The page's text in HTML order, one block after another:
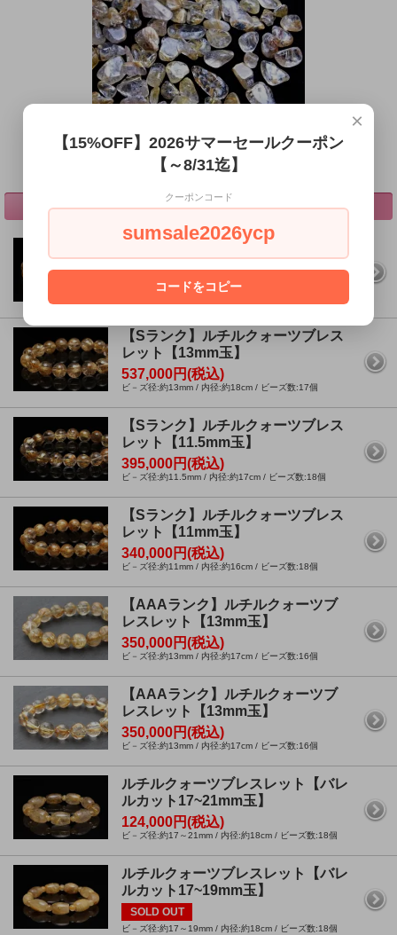
△タップで一覧へ
おすすめ順 価格順 新着順
【Sランク】ルチルクォーツブレス
レット【14.5mm玉】
687,000円(税込)
【Sランク】ルチルクォーツブレス
レット【13mm玉】
537,000円(税込)
ビ－ズ径:約13mm / 内径:約18cm / ビーズ数:17個
【Sランク】ルチルクォーツブレス
レット【11.5mm玉】
395,000円(税込)
ビ－ズ径:約11.5mm / 内径:約17cm / ビーズ数:18個
【Sランク】ルチルクォーツブレス
レット【11mm玉】
340,000円(税込)
ビ－ズ径:約11mm / 内径:約16cm / ビーズ数:18個
【AAAランク】ルチルクォーツブ
レスレット【13mm玉】
350,000円(税込)
ビ－ズ径:約13mm / 内径:約17cm / ビーズ数:16個
【AAAランク】ルチルクォーツブ
レスレット【13mm玉】
350,000円(税込)
ビ－ズ径:約13mm / 内径:約17cm / ビーズ数:16個
ルチルクォーツブレスレット【バレ
ルカット17~21mm玉】
124,000円(税込)
ビ－ズ径:約17～21mm / 内径:約18cm / ビーズ数:18個
ルチルクォーツブレスレット【バレ
ルカット17~19mm玉】
SOLD OUT
ビ－ズ径:約17～19mm / 内径:約18cm / ビーズ数:18個
×
【15%OFF】2026サマーセールクーポン
【～8/31迄】
クーポンコード
sumsale2026ycp
コードをコピー